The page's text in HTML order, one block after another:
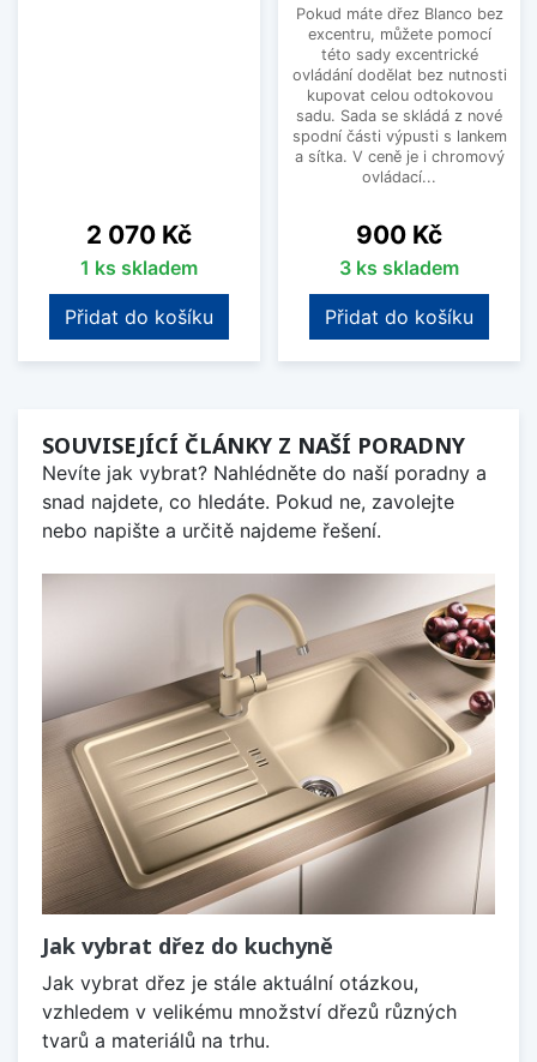
Cena
2 070 Kč
1 ks skladem
Přidat do košíku
Pokud máte dřez Blanco bez
excentru, můžete pomocí
této sady excentrické
ovládání dodělat bez nutnosti
kupovat celou odtokovou
sadu. Sada se skládá z nové
spodní části výpusti s lankem
a sítka. V ceně je i chromový
ovládací...
Cena
900 Kč
3 ks skladem
Přidat do košíku
SOUVISEJÍCÍ ČLÁNKY Z NAŠÍ PORADNY
Nevíte jak vybrat? Nahlédněte do naší poradny a
snad najdete, co hledáte. Pokud ne, zavolejte
nebo napište a určitě najdeme řešení.
Jak vybrat dřez do kuchyně
Jak vybrat dřez je stále aktuální otázkou,
vzhledem v velikému množství dřezů různých
tvarů a materiálů na trhu.